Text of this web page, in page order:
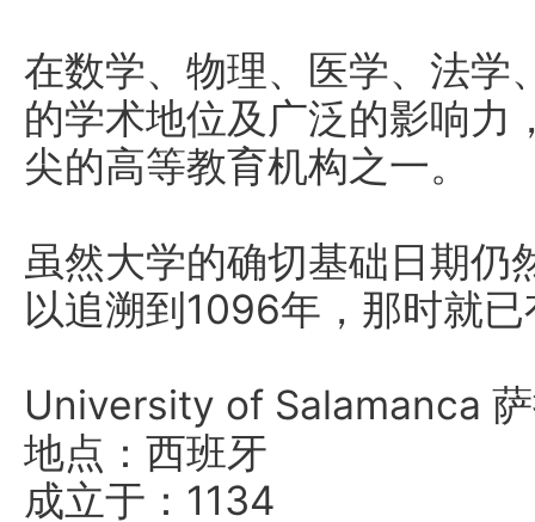
在数学、物理、医学、法学
的学术地位及广泛的影响力
尖的高等教育机构之一。
虽然大学的确切基础日期仍
以追溯到1096年，那时就
University of Salamanca
地点：西班牙
成立于：1134